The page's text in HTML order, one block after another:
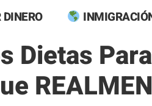
Dietas